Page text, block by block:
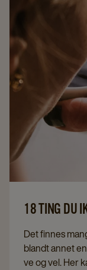
18 TING DU
Det finnes
blandt annet
ve og vel. Her